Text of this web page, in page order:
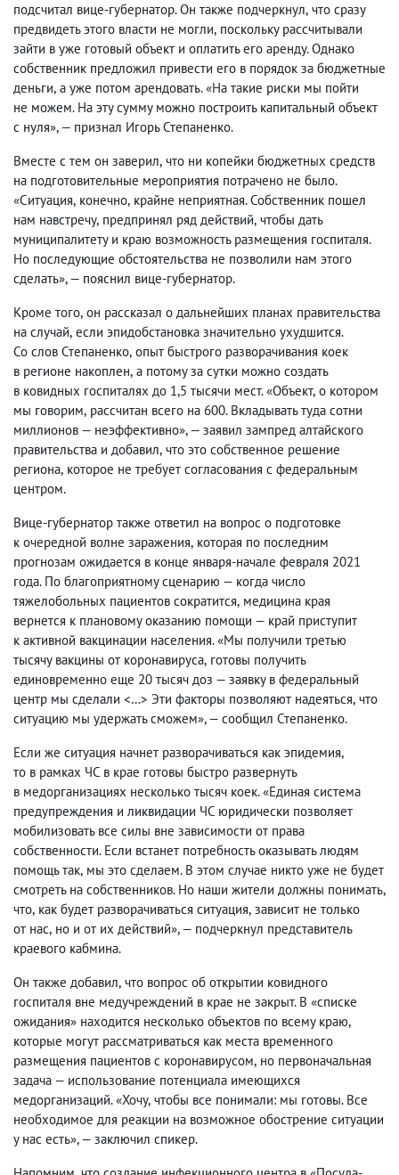
подсчитал вице-губернатор. Он также подчеркнул, что сразу
предвидеть этого власти не могли, поскольку рассчитывали
зайти в уже готовый объект и оплатить его аренду. Однако
собственник предложил привести его в порядок за бюджетные
деньги, а уже потом арендовать. «На такие риски мы пойти
не можем. На эту сумму можно построить капитальный объект
с нуля», — признал Игорь Степаненко.
Вместе с тем он заверил, что ни копейки бюджетных средств
на подготовительные мероприятия потрачено не было.
«Ситуация, конечно, крайне неприятная. Собственник пошел
нам навстречу, предпринял ряд действий, чтобы дать
муниципалитету и краю возможность размещения госпиталя.
Но последующие обстоятельства не позволили нам этого
сделать», — пояснил вице-губернатор.
Кроме того, он рассказал о дальнейших планах правительства
на случай, если эпидобстановка значительно ухудшится.
Со слов Степаненко, опыт быстрого разворачивания коек
в регионе накоплен, а потому за сутки можно создать
в ковидных госпиталях до 1,5 тысячи мест. «Объект, о котором
мы говорим, рассчитан всего на 600. Вкладывать туда сотни
миллионов — неэффективно», — заявил зампред алтайского
правительства и добавил, что это собственное решение
региона, которое не требует согласования с федеральным
центром.
Вице-губернатор также ответил на вопрос о подготовке
к очередной волне заражения, которая по последним
прогнозам ожидается в конце января-начале февраля 2021
года. По благоприятному сценарию — когда число
тяжелобольных пациентов сократится, медицина края
вернется к плановому оказанию помощи — край приступит
к активной вакцинации населения. «Мы получили третью
тысячу вакцины от коронавируса, готовы получить
единовременно еще 20 тысяч доз — заявку в федеральный
центр мы сделали <…> Эти факторы позволяют надеяться, что
ситуацию мы удержать сможем», — сообщил Степаненко.
Если же ситуация начнет разворачиваться как эпидемия,
то в рамках ЧС в крае готовы быстро развернуть
в медорганизациях несколько тысяч коек. «Единая система
предупреждения и ликвидации ЧС юридически позволяет
мобилизовать все силы вне зависимости от права
собственности. Если встанет потребность оказывать людям
помощь так, мы это сделаем. В этом случае никто уже не будет
смотреть на собственников. Но наши жители должны понимать,
что, как будет разворачиваться ситуация, зависит не только
от нас, но и от их действий», — подчеркнул представитель
краевого кабмина.
Он также добавил, что вопрос об открытии ковидного
госпиталя вне медучреждений в крае не закрыт. В «списке
ожидания» находится несколько объектов по всему краю,
которые могут рассматриваться как места временного
размещения пациентов с коронавирусом, но первоначальная
задача — использование потенциала имеющихся
медорганизаций. «Хочу, чтобы все понимали: мы готовы. Все
необходимое для реакции на возможное обострение ситуации
у нас есть», — заключил спикер.